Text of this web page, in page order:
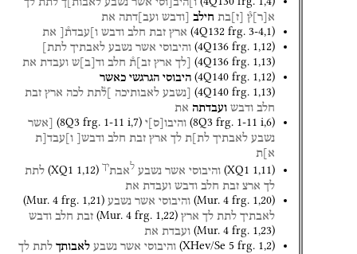
א ר ץ֯ ז בת חילב [ודבש ועב]דתה את
(4Q132 frg. 3-4,1) ארץ זבת חלב ודבש ו]עבדת֯[ את
(4Q136 frg. 1,12) והיבוסי אשר נשבע לאבתיך לתת]
(4Q136 frg. 1,13) [לך ארץ זב]ת֯ חלב וד ב ש ועבדת את
(4Q140 frg. 1,12) היבוסי הגרגשי כאשר
(4Q140 frg. 1,13) [נשבע לאבותיכה ]ל֯תת לכה ארץ זבת
חלב ודבש ועבדתה את
(8Q3 frg. 1-11 i,6) והיבו ס י (8Q3 frg. 1-11 i,7)
[אשר
נשבע לאבתיך לת]ת לך ארץ זבת חלב ודבש[
ו]עבד[ת
א]ת
(XQ1 1,11) והיבוסי אשר נשבע לאבתיך (XQ1 1,12)
לתת
לך ארצ זבת חלב ודבש ועבדת את
(Mur. 4 frg. 1,20) והיבוסי אשר נשבע (Mur. 4 frg. 1,21)
לאבתיך לתת לך ארץ (Mur. 4 frg. 1,22) זבת חלב ודבש
(Mur. 4 frg. 1,23) ועבדת את
(XHev/Se 5 frg. 1,2) והיבוסי אשר נשבע לאבותך לתת לך